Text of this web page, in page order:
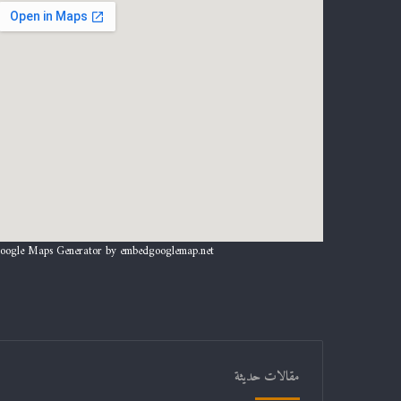
Maps Generator by embedgooglemap.net
مقالات حديثة